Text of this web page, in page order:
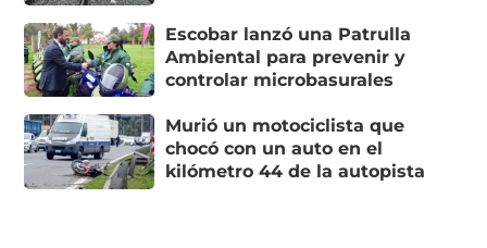
Escobar lanzó una Patrulla
Ambiental para prevenir y
controlar microbasurales
Murió un motociclista que
chocó con un auto en el
kilómetro 44 de la autopista